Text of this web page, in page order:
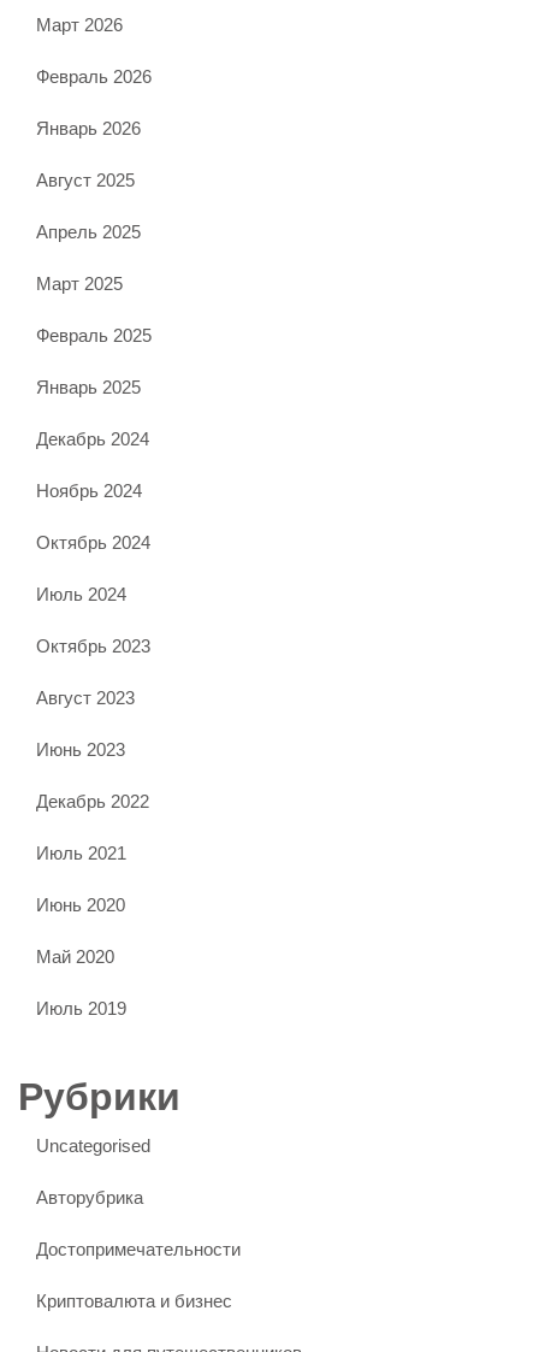
Март 2026
Февраль 2026
Январь 2026
Август 2025
Апрель 2025
Март 2025
Февраль 2025
Январь 2025
Декабрь 2024
Ноябрь 2024
Октябрь 2024
Июль 2024
Октябрь 2023
Август 2023
Июнь 2023
Декабрь 2022
Июль 2021
Июнь 2020
Май 2020
Июль 2019
Рубрики
Uncategorised
Авторубрика
Достопримечательности
Криптовалюта и бизнес